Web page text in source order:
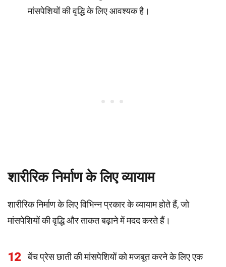
मांसपेशियों की वृद्धि के लिए आवश्यक है।
शारीरिक निर्माण के लिए व्यायाम
शारीरिक निर्माण के लिए विभिन्न प्रकार के व्यायाम होते हैं, जो
मांसपेशियों की वृद्धि और ताकत बढ़ाने में मदद करते हैं।
12
बेंच प्रेस छाती की मांसपेशियों को मजबूत करने के लिए एक